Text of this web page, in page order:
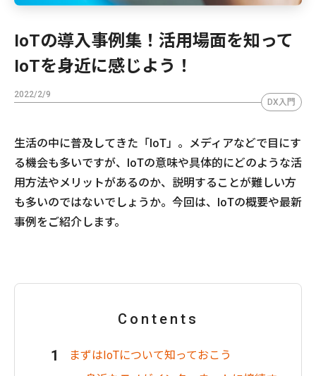
IoTの導入事例集！活用場面を知って
IoTを身近に感じよう！
2022/2/9
DX入門
生活の中に普及してきた「IoT」。メディアなどで目にす
る機会も多いですが、IoTの意味や具体的にどのような活
用方法やメリットがあるのか、説明することが難しい方
も多いのではないでしょうか。今回は、IoTの概要や最新
事例をご紹介します。
Contents
まずはIoTについて知っておこう